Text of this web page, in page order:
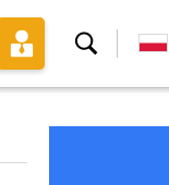
Szukaj